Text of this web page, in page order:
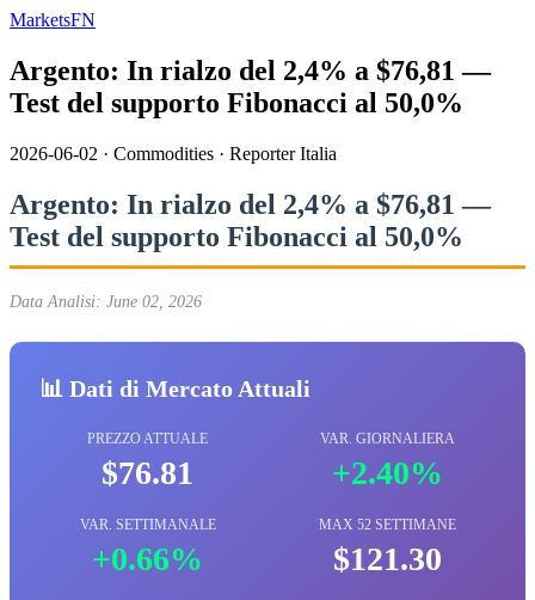
MarketsFN
Argento: In rialzo del 2,4% a $76,81 —
Test del supporto Fibonacci al 50,0%
2026-06-02 · Commodities · Reporter Italia
Argento: In rialzo del 2,4% a $76,81 —
Test del supporto Fibonacci al 50,0%
Data Analisi: June 02, 2026
📊 Dati di Mercato Attuali
PREZZO ATTUALE
$76.81
VAR. GIORNALIERA
+2.40%
VAR. SETTIMANALE
+0.66%
MAX 52 SETTIMANE
$121.30